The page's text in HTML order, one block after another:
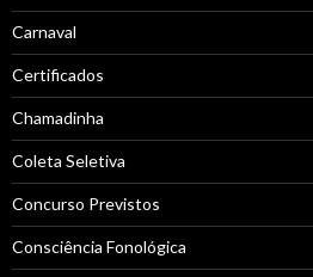
Carnaval
Certificados
Chamadinha
Coleta Seletiva
Concurso Previstos
Consciência Fonológica